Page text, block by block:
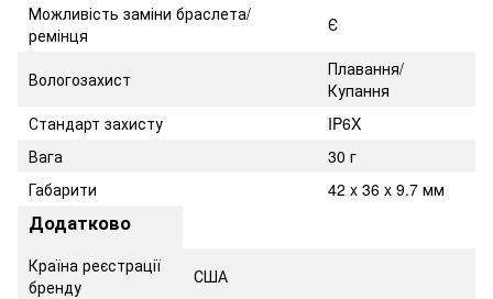
Можливість заміни браслета/
ремінця
Є
Вологозахист
Плавання/
Купання
Стандарт захисту
IP6X
Вага
30 г
Габарити
42 x 36 x 9.7 мм
Додатково
Країна реєстрації
бренду
США